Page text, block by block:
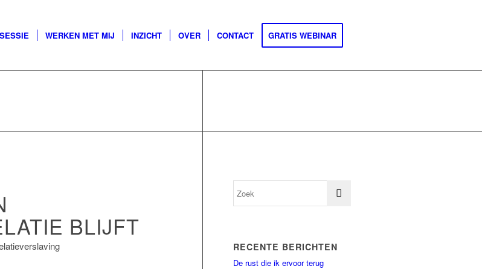
WERKEN MET MIJ INZICHT OVER CONTACT GRATIS WEBINAR
BLIJFT
RECENTE BERICHTEN
De rust die ik ervoor terug